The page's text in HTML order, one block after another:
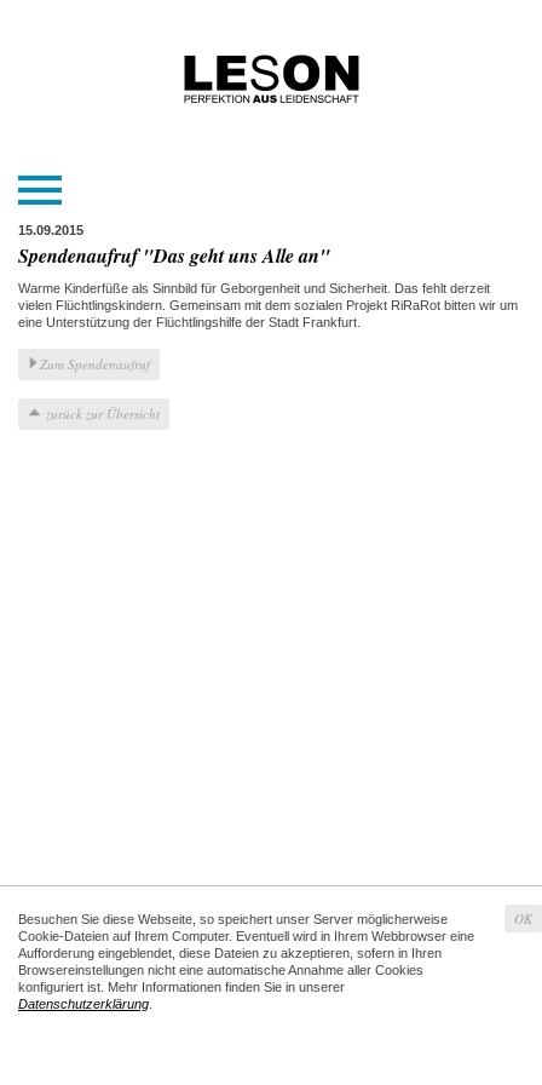
15.09.2015
Spendenaufruf "Das geht uns Alle an"
Warme Kinderfüße als Sinnbild für Geborgenheit und Sicherheit. Das fehlt derzeit
vielen Flüchtlingskindern. Gemeinsam mit dem sozialen Projekt RiRaRot bitten wir um
eine Unterstützung der Flüchtlingshilfe der Stadt Frankfurt.
Zum Spendenaufruf
zurück zur Übersicht
Besuchen Sie diese Webseite, so speichert unser Server möglicherweise
Cookie-Dateien auf Ihrem Computer. Eventuell wird in Ihrem Webbrowser eine
Aufforderung eingeblendet, diese Dateien zu akzeptieren, sofern in Ihren
Browsereinstellungen nicht eine automatische Annahme aller Cookies
konfiguriert ist. Mehr Informationen finden Sie in unserer
Datenschutzerklärung
OK